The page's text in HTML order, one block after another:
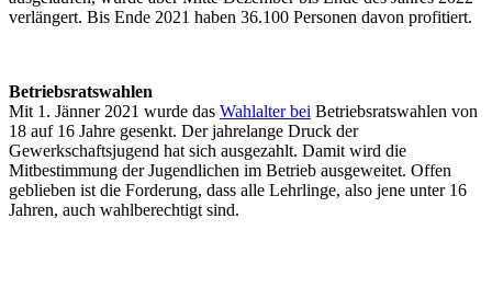
verlängert. Bis Ende 2021 haben 36.100 Personen davon profitiert.
Betriebsratswahlen
Mit 1. Jänner 2021 wurde das Wahlalter bei Betriebsratswahlen von
18 auf 16 Jahre gesenkt. Der jahrelange Druck der
Gewerkschaftsjugend hat sich ausgezahlt. Damit wird die
Mitbestimmung der Jugendlichen im Betrieb ausgeweitet. Offen
geblieben ist die Forderung, dass alle Lehrlinge, also jene unter 16
Jahren, auch wahlberechtigt sind.